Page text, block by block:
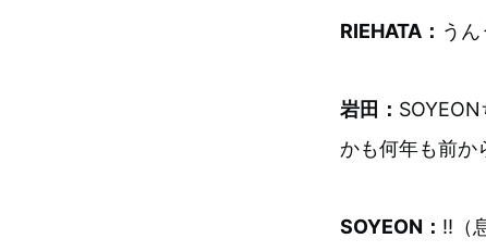
RIEHATA： うん
岩田：
かも何年も前か
SOYEON： !!（